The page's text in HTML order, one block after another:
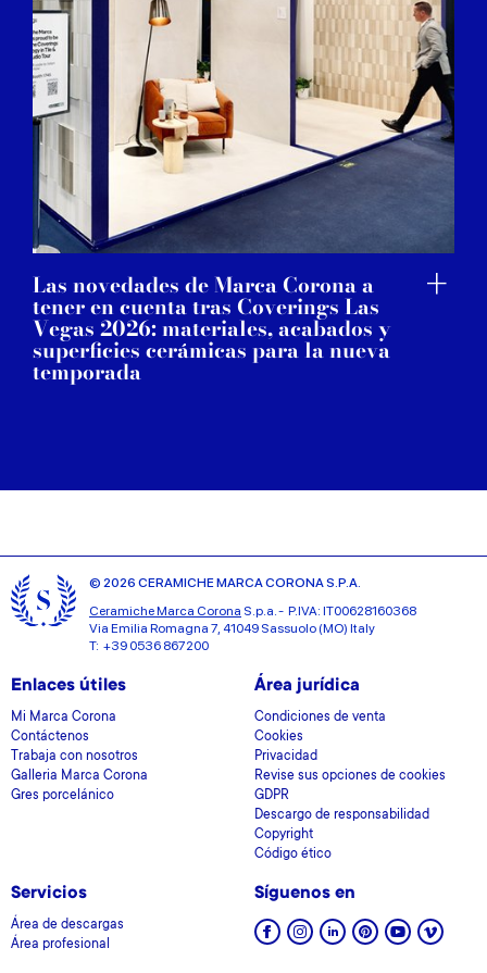
Las novedades de Marca Corona a
tener en cuenta tras Coverings Las
Vegas 2026: materiales, acabados y
superficies cerámicas para la nueva
temporada
© 2026 CERAMICHE MARCA CORONA S.P.A.
Ceramiche Marca Corona S.p.a. - P.IVA: IT00628160368
Via Emilia Romagna 7, 41049 Sassuolo (MO) Italy
T: +39 0536 867200
Enlaces útiles
Mi Marca Corona
Contáctenos
Trabaja con nosotros
Galleria Marca Corona
Gres porcelánico
Área jurídica
Condiciones de venta
Cookies
Privacidad
Revise sus opciones de cookies
GDPR
Descargo de responsabilidad
Copyright
Código ético
Servicios
Área de descargas
Área profesional
Síguenos en